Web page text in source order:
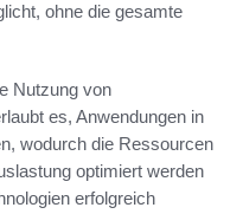
ohne die gesamte
Nutzung von
es, Anwendungen in
wodurch die Ressourcen
optimiert werden
erfolgreich